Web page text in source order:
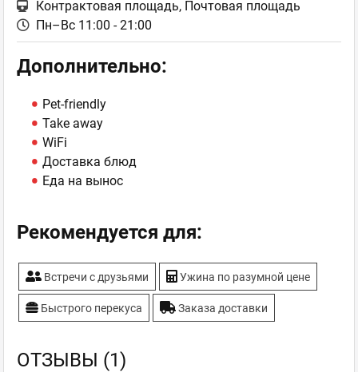
Контрактовая площадь, Почтовая площадь
Пн–Вс 11:00 - 21:00
Дополнительно:
Pet-friendly
Take away
WiFi
Доставка блюд
Еда на вынос
Рекомендуется для:
Встречи с друзьями Ужина по разумной цене
Быстрого перекуса Заказа доставки
ОТЗЫВЫ (1)